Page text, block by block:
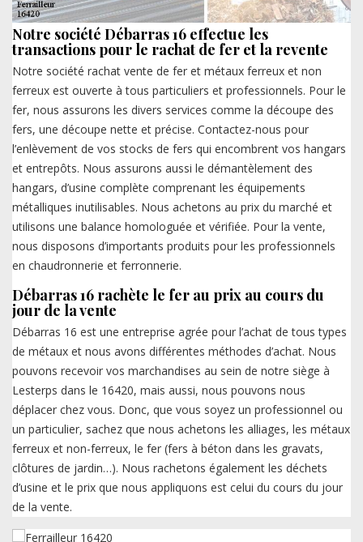
Notre société Débarras 16 effectue les
transactions pour le rachat de fer et la revente
Notre société rachat vente de fer et métaux ferreux et non
ferreux est ouverte à tous particuliers et professionnels. Pour le
fer, nous assurons les divers services comme la découpe des
fers, une découpe nette et précise. Contactez-nous pour
l’enlèvement de vos stocks de fers qui encombrent vos hangars
et entrepôts. Nous assurons aussi le démantèlement des
hangars, d’usine complète comprenant les équipements
métalliques inutilisables. Nous achetons au prix du marché et
utilisons une balance homologuée et vérifiée. Pour la vente,
nous disposons d’importants produits pour les professionnels
en chaudronnerie et ferronnerie.
Débarras 16 rachète le fer au prix au cours du
jour de la vente
Débarras 16 est une entreprise agrée pour l’achat de tous types
de métaux et nous avons différentes méthodes d’achat. Nous
pouvons recevoir vos marchandises au sein de notre siège à
Lesterps dans le 16420, mais aussi, nous pouvons nous
déplacer chez vous. Donc, que vous soyez un professionnel ou
un particulier, sachez que nous achetons les alliages, les métaux
ferreux et non-ferreux, le fer (fers à béton dans les gravats,
clôtures de jardin…). Nous rachetons également les déchets
d’usine et le prix que nous appliquons est celui du cours du jour
de la vente.